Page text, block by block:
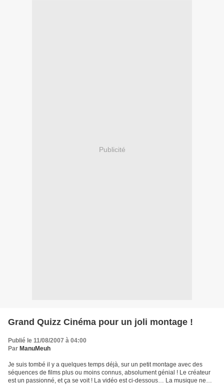
Publicité
Grand Quizz Cinéma pour un joli montage !
Publié le 11/08/2007 à 04:00
Par ManuMeuh
Je suis tombé il y a quelques temps déjà, sur un petit montage avec des
séquences de films plus ou moins connus, absolument génial ! Le créateur
est un passionné, et ça se voit ! La vidéo est ci-dessous… La musique ne